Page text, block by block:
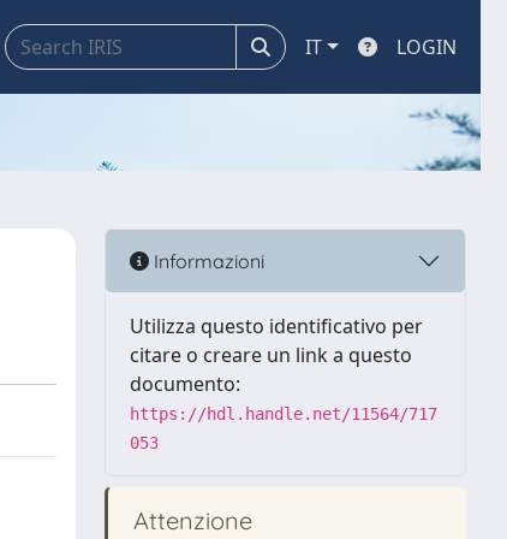
IT LOGIN
Informazioni
Utilizza questo identificativo per
citare o creare un link a questo
documento:
https://hdl.handle.net/11564/717
053
Attenzione